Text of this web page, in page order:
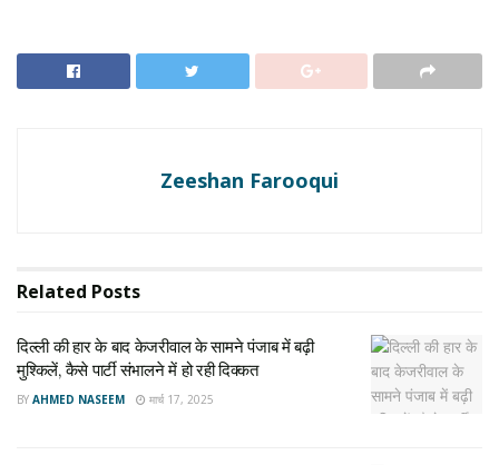
चाहती है। आम आदमी पार्टी पहले ही साफ कर चुकी है कि 16 मार्च को सिर्फ
चलाने की दी अनुमति, अब CBI और ED दोनों नेताओं के
भ्रष्टाचार की खोलेगी ‘चार्जशीट’
Zeeshan Farooqui
Related Posts
दिल्ली की हार के बाद केजरीवाल के सामने पंजाब में बढ़ी
मुश्किलें, कैसे पार्टी संभालने में हो रही दिक्कत
BY AHMED NASEEM मार्च 17, 2025